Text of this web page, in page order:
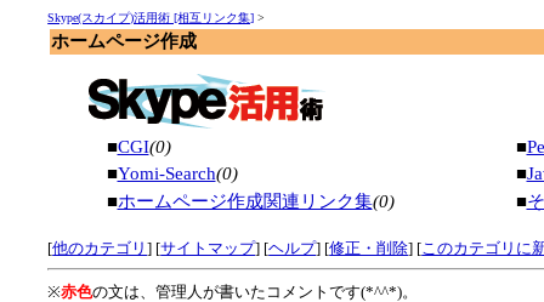
Skype(スカイプ)活用術 [相互リンク集] >
ホームページ作成
■CGI(0) ■
■Yomi-Search(0) ■
■ホームページ作成関連リンク集(0) ■
[他のカテゴリ] [サイトマップ] [ヘルプ] [修正・削除] [このカテゴリに
※赤色の文は、管理人が書いたコメントです(*^^*)。